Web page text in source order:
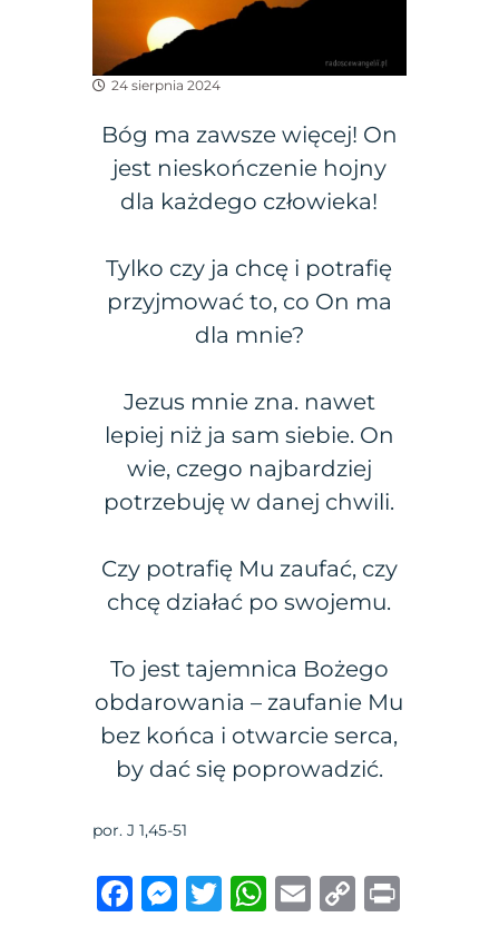
24 sierpnia 2024
Bóg ma zawsze więcej! On
jest nieskończenie hojny
dla każdego człowieka!
Tylko czy ja chcę i potrafię
przyjmować to, co On ma
dla mnie?
Jezus mnie zna. nawet
lepiej niż ja sam siebie. On
wie, czego najbardziej
potrzebuję w danej chwili.
Czy potrafię Mu zaufać, czy
chcę działać po swojemu.
To jest tajemnica Bożego
obdarowania – zaufanie Mu
bez końca i otwarcie serca,
by dać się poprowadzić.
por. J 1,45-51
F
M T
W E
C